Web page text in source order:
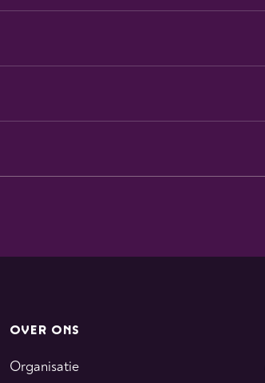
OVER ONS
Organisatie